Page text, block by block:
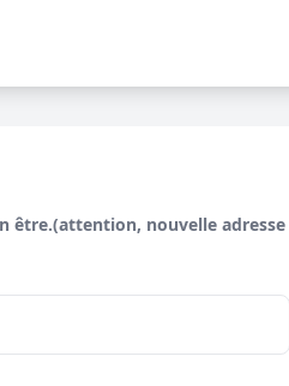
être.(attention, nouvelle